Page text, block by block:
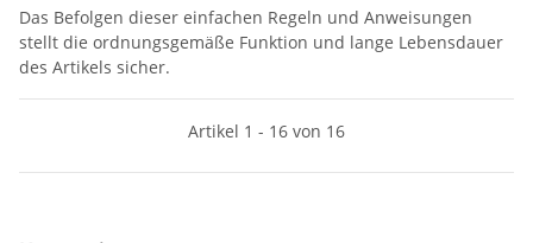
Das Befolgen dieser einfachen Regeln und Anweisungen
stellt die ordnungsgemäße Funktion und lange Lebensdauer
des Artikels sicher.
Artikel 1 - 16 von 16